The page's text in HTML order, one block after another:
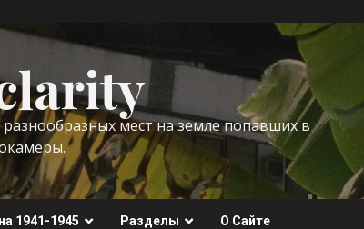
мест на земле попавших в
1941-1945 Разделы О Сайте